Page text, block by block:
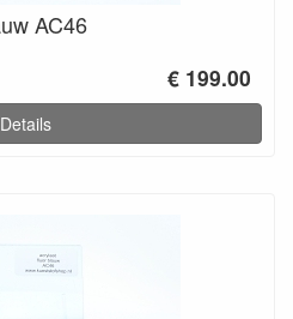
AC46
€ 199.00
Details